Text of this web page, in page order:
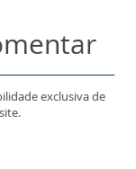
exclusiva de